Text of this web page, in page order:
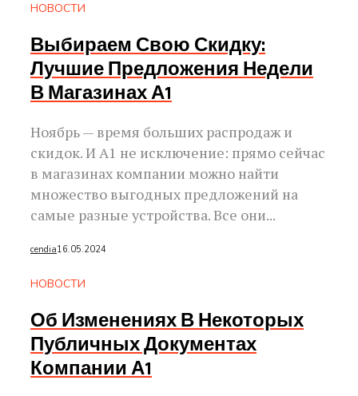
НОВОСТИ
Выбираем Свою Скидку:
Лучшие Предложения Недели
В Магазинах А1
Ноябрь — время больших распродаж и
скидок. И А1 не исключение: прямо сейчас
в магазинах компании можно найти
множество выгодных предложений на
самые разные устройства. Все они...
cendia16.05.2024
НОВОСТИ
Об Изменениях В Некоторых
Публичных Документах
Компании А1